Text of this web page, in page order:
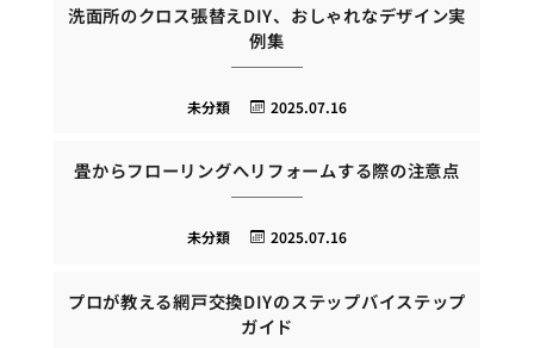
洗面所のクロス張替えDIY、おしゃれなデザイン実
例集
2025.07.16
未分類
畳からフローリングへリフォームする際の注意点
2025.07.16
未分類
プロが教える網戸交換DIYのステップバイステップ
ガイド